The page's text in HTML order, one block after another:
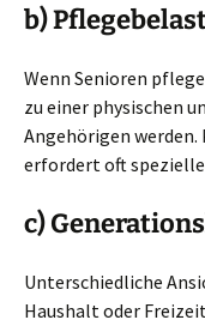
b)
Wenn Senioren
zu einer physischen
Angehörigen
erfordert oft
c)
Unterschiedliche
Haushalt oder